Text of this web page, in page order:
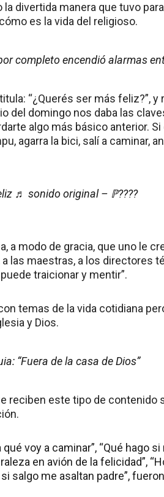
divertida manera que tuvo
es la vida del religioso.
completo encendió alarmas
“¿Querés ser más feliz?”,
del domingo nos daba las
algo más básico anterior.
agarra la bici, salí a caminar,
♬ sonido original – ℙ????
a modo de gracia, que uno le
las maestras, a los directores
traicionar y mentir”.
temas de la vida cotidiana
y Dios.
“Fuera de la casa de Dios”
reciben este tipo de contenido
voy a caminar”, “Qué hago
en avión de la felicidad”,
salgo me asaltan padre”,